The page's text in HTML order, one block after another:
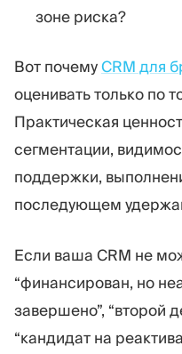
зоне риска?
Вот почемуCRM для
оценивать только по
Практическая
сегментации,
поддержки,
последующем
Если ваша CRM не
“финансирован, но
завершено”, “второй
“кандидат на